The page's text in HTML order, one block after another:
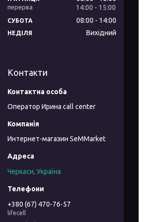
14:00
15:00
СУБОТА 08:00 14:00
НЕДІЛЯ Вихідний
Контакти
Оператор Ирина call center
Интернет-магазин SeMMarket
Черкаси, Україна
+380 (67) 470-76-57
lifecell